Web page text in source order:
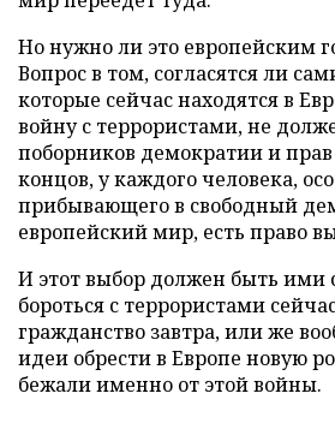
Но нужно ли это европейским
Вопрос в том, согласятся ли
которые сейчас находятся в
войну с террористами, не
поборников демократии и
концов, у каждого человека,
прибывающего в свободный
европейский мир, есть право
И этот выбор должен быть ими
бороться с террористами
гражданство завтра, или же
идеи обрести в Европе новую
бежали именно от этой войны.